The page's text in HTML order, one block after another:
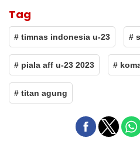
Tag
# timnas indonesia u-23 #
# piala aff u-23 2023 #
# titan agung